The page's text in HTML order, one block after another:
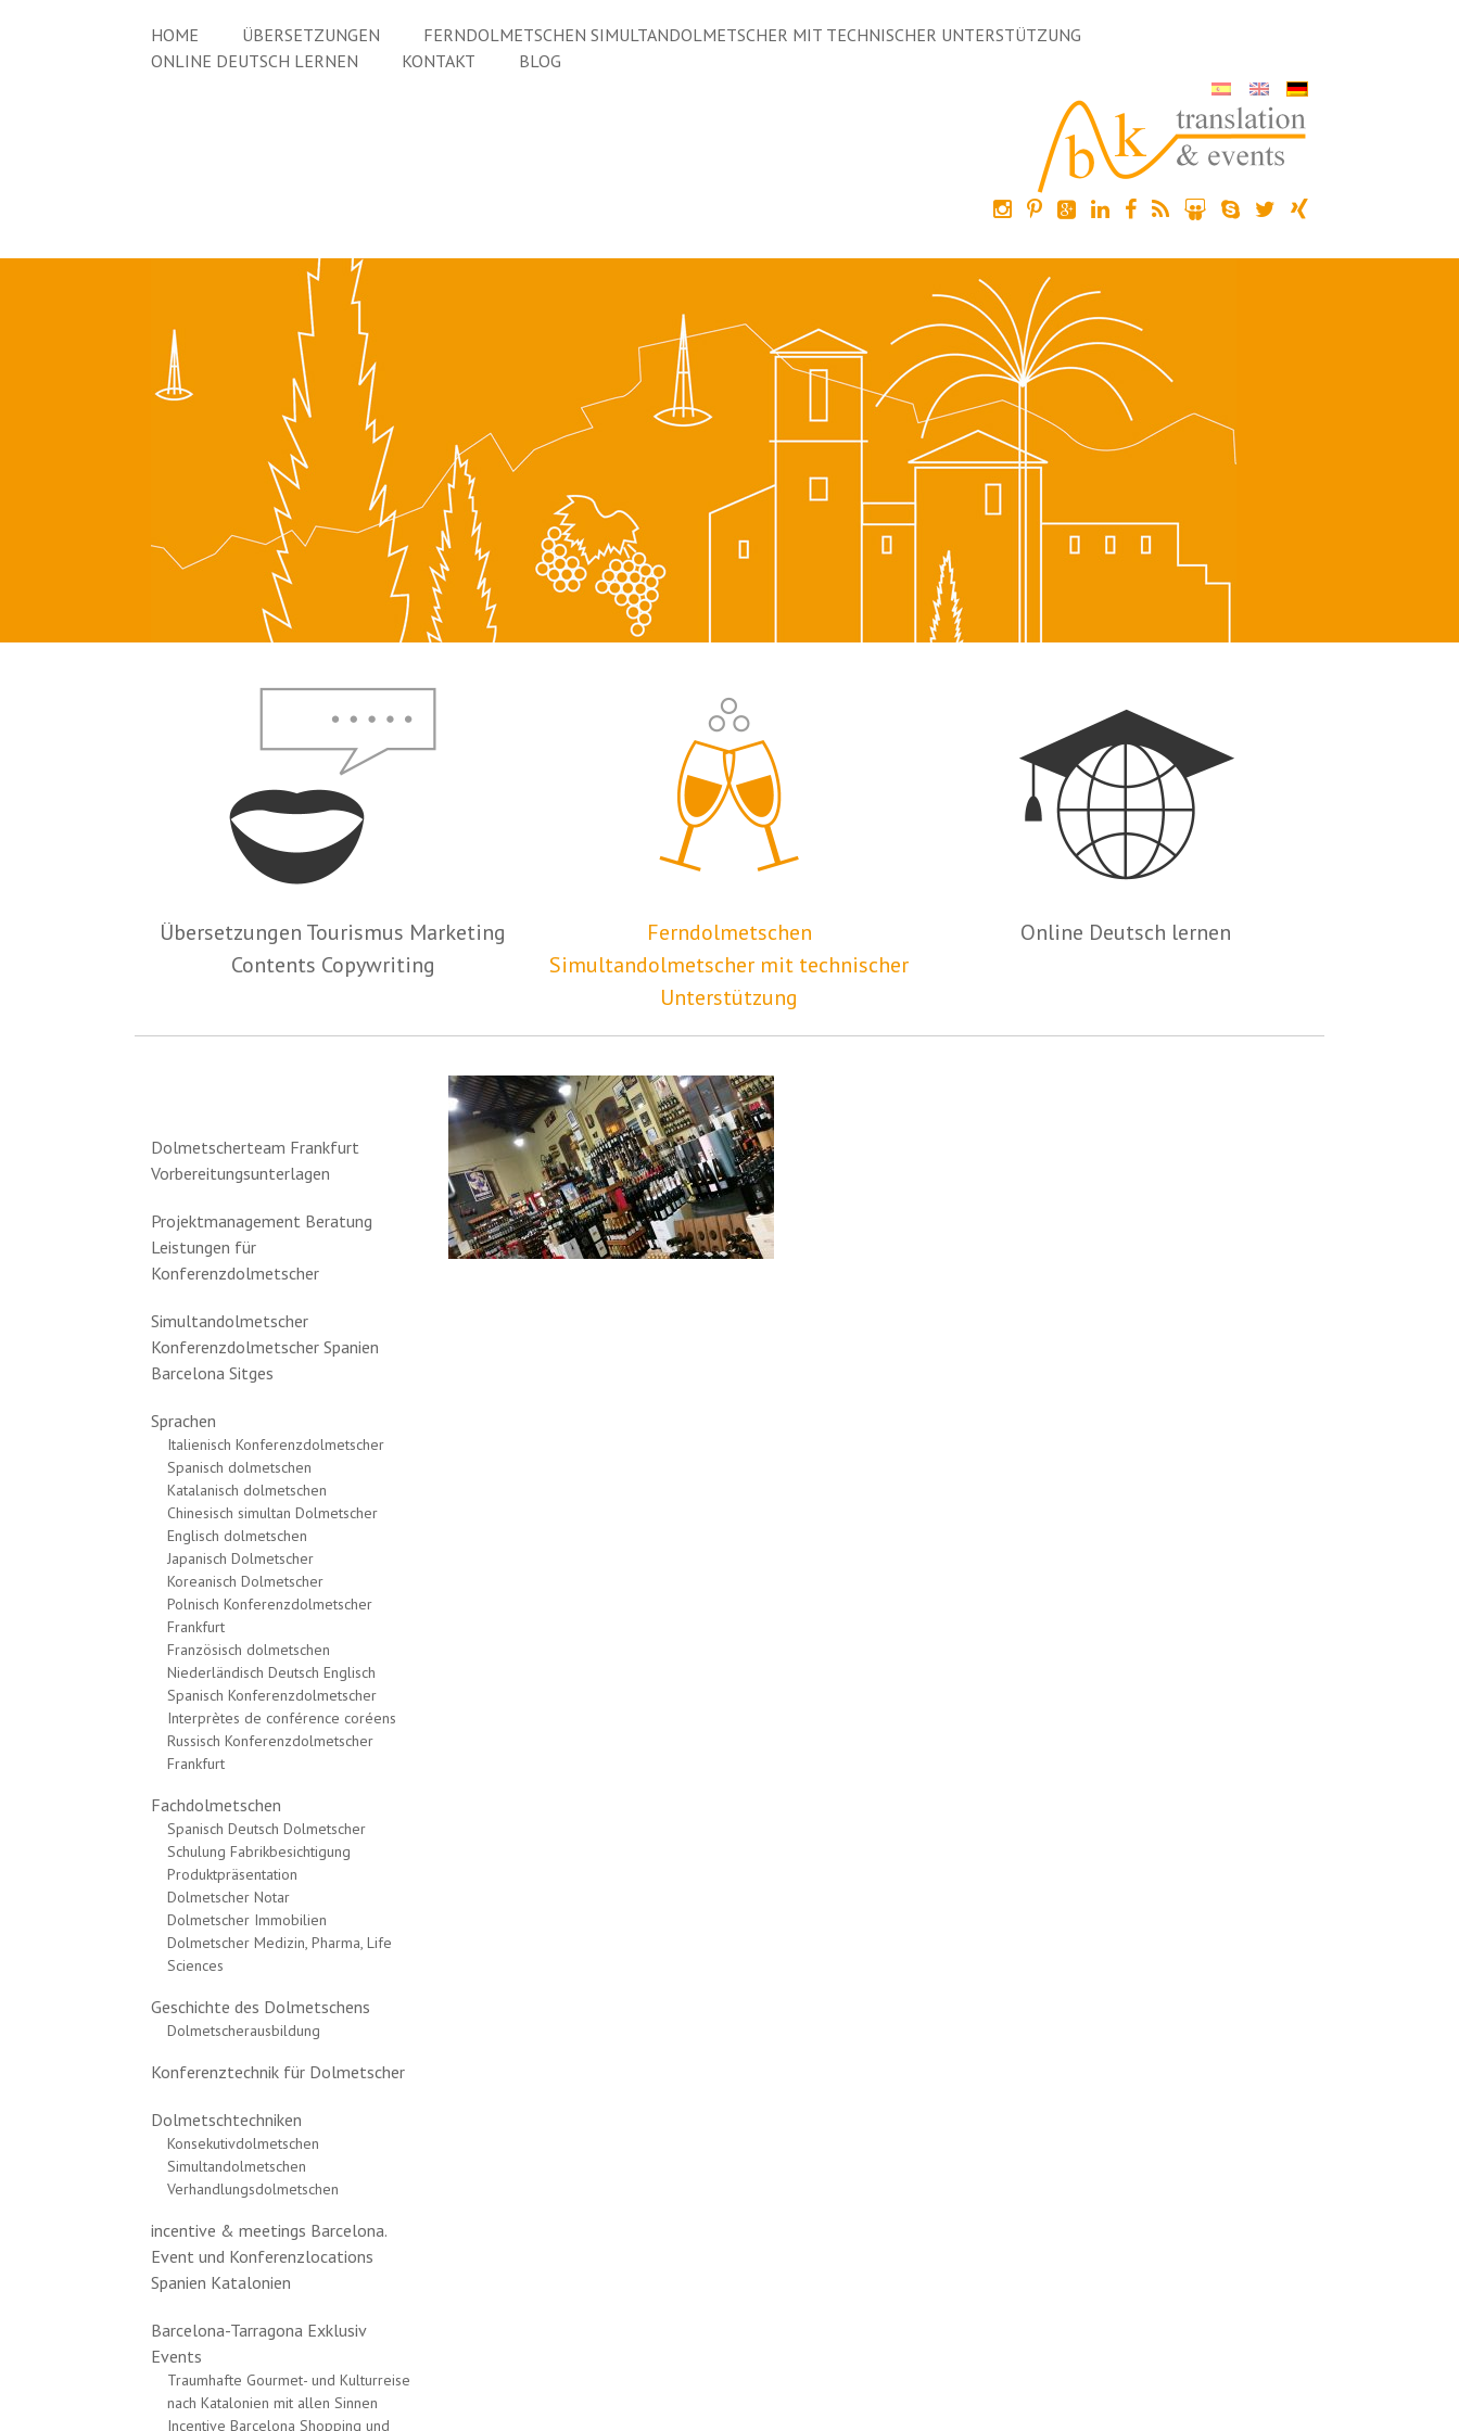
HOME ÜBERSETZUNGEN
FERNDOLMETSCHEN SIMULTANDOLMETSCHER MIT TECHNISCHER UNTERSTÜTZUNG
ONLINE DEUTSCH LERNEN
KONTAKT BLOG
Übersetzungen Tourismus Marketing
Contents Copywriting
Ferndolmetschen
Simultandolmetscher mit technischer
Unterstützung
Online Deutsch lernen
Dolmetscherteam Frankfurt
Vorbereitungsunterlagen
Projektmanagement Beratung
Leistungen für
Konferenzdolmetscher
Simultandolmetscher
Konferenzdolmetscher Spanien
Barcelona Sitges
Sprachen
Italienisch Konferenzdolmetscher
Spanisch dolmetschen
Katalanisch dolmetschen
Chinesisch simultan Dolmetscher
Englisch dolmetschen
Japanisch Dolmetscher
Koreanisch Dolmetscher
Polnisch Konferenzdolmetscher
Frankfurt
Französisch dolmetschen
Niederländisch Deutsch Englisch
Spanisch Konferenzdolmetscher
Interprètes de conférence coréens
Russisch Konferenzdolmetscher
Frankfurt
Fachdolmetschen
Spanisch Deutsch Dolmetscher
Schulung Fabrikbesichtigung
Produktpräsentation
Dolmetscher Notar
Dolmetscher Immobilien
Dolmetscher Medizin, Pharma, Life
Sciences
Geschichte des Dolmetschens
Dolmetscherausbildung
Konferenztechnik für Dolmetscher
Dolmetschtechniken
Konsekutivdolmetschen
Simultandolmetschen
Verhandlungsdolmetschen
incentive & meetings Barcelona.
Event und Konferenzlocations
Spanien Katalonien
Barcelona-Tarragona Exklusiv
Events
Traumhafte Gourmet- und Kulturreise
nach Katalonien mit allen Sinnen
Incentive Barcelona Shopping und